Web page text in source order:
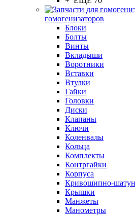
гомогенизаторов
Блоки
Болты
Винты
Вкладыши
Воротники
Вставки
Втулки
Гайки
Головки
Диски
Клапаны
Ключи
Коленвалы
Кольца
Комплекты
Контргайки
Корпуса
Кривошипно-
Крышки
Манжеты
Манометры